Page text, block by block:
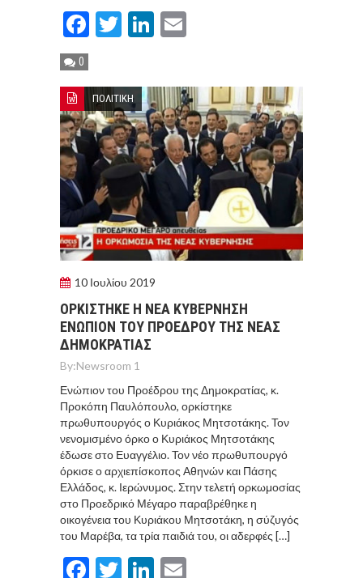
Facebook
TwitterLinkedIn
0
ΠΟΛΙΤΙΚΗ
10 Ιουλίου 2019
ΟΡΚΙΣΤΗΚΕ Η ΝΕΑ ΚΥΒΕΡΝΗΣΗ
ΕΝΩΠΙΟΝ ΤΟΥ ΠΡΟΕΔΡΟΥ ΤΗΣ ΝΕΑΣ
ΔΗΜΟΚΡΑΤΙΑΣ
By:Newsroom 1
Ενώπιον του Προέδρου της Δημοκρατίας, κ.
Προκόπη Παυλόπουλο, ορκίστηκε
πρωθυπουργός ο Κυριάκος Μητσοτάκης. Τον
νενομισμένο όρκο ο Κυριάκος Μητσοτάκης
έδωσε στο Ευαγγέλιο. Τον νέο πρωθυπουργό
όρκισε ο αρχιεπίσκοπος Αθηνών και Πάσης
Ελλάδος, κ. Ιερώνυμος. Στην τελετή ορκωμοσίας
στο Προεδρικό Μέγαρο παραβρέθηκε η
οικογένεια του Κυριάκου Μητσοτάκη, η σύζυγός
του Μαρέβα, τα τρία παιδιά του, οι αδερφές […]
Facebook
TwitterLinkedIn